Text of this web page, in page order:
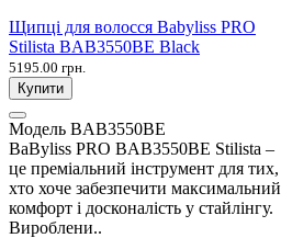
Щипці для волосся Babyliss PRO
Stilista BAB3550BE Black
5195.00 грн.
Купити
Модель BAB3550BE
BaByliss PRO BAB3550BE Stilista –
це преміальний інструмент для тих,
хто хоче забезпечити максимальний
комфорт і досконалість у стайлінгу.
Вироблени..